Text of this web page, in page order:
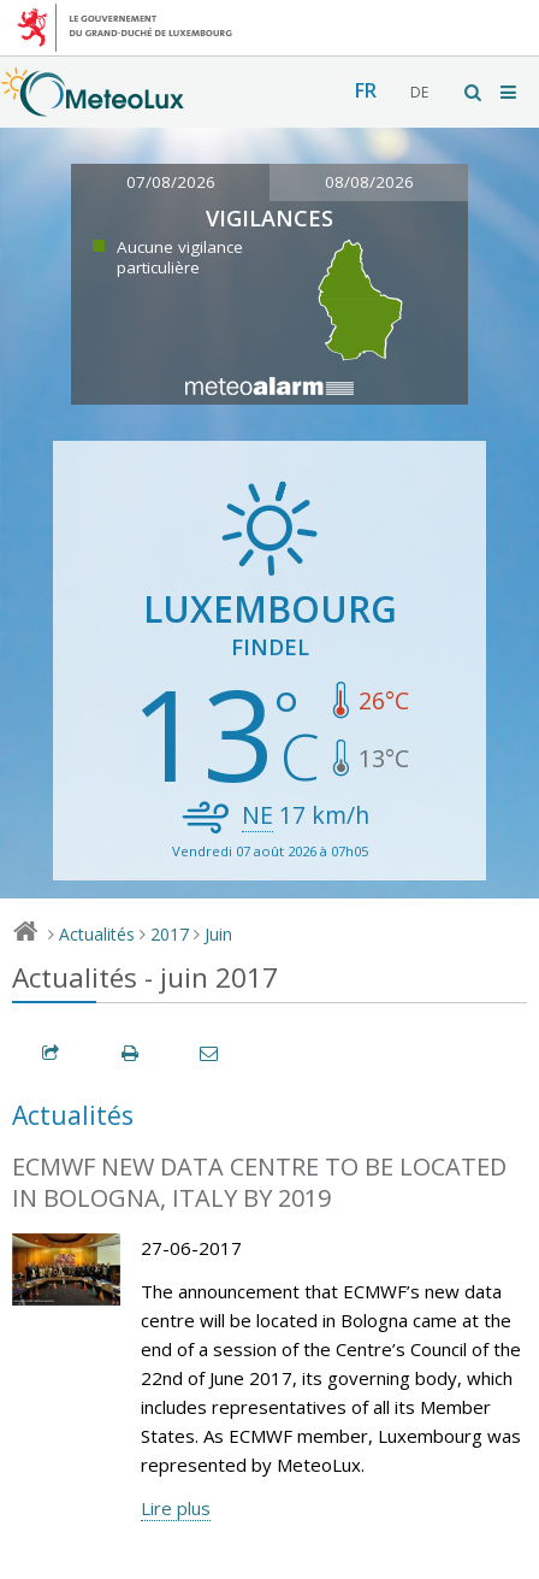
FR DE
07/08/2026 08/08/2026
VIGILANCES
Aucune vigilance
particulière
LUXEMBOURG
FINDEL
13 26°C
13°C
NE 17 km/h
Vendredi 07 août 2026 à 07h05
> Actualités > 2017 > Juin
Actualités - juin 2017
Actualités
ECMWF NEW DATA CENTRE TO BE LOCATED
IN BOLOGNA, ITALY BY 2019
27-06-2017
The announcement that ECMWF’s new data
centre will be located in Bologna came at the
end of a session of the Centre’s Council of the
22nd of June 2017, its governing body, which
includes representatives of all its Member
States. As ECMWF member, Luxembourg was
represented by MeteoLux.
Lire plus